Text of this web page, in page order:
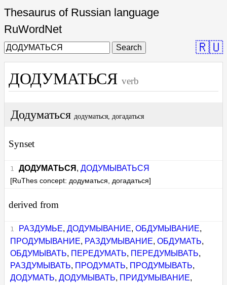
Thesaurus of Russian language
RuWordNet
Search 🇷🇺
ДОДУМАТЬСЯ verb
Додуматься додуматься, догадаться
Synset
ДОДУМАТЬСЯ , ДОДУМЫВАТЬСЯ
[RuThes concept: додуматься, догадаться]
derived from
РАЗДУМЬЕ, ДОДУМЫВАНИЕ, ОБДУМЫВАНИЕ,
ПРОДУМЫВАНИЕ, РАЗДУМЫВАНИЕ,ОБДУМАТЬ,
ОБДУМЫВАТЬ, ПЕРЕДУМАТЬ, ПЕРЕДУМЫВАТЬ,
РАЗДУМЫВАТЬ, ПРОДУМАТЬ, ПРОДУМЫВАТЬ,
ДОДУМАТЬ,ДОДУМЫВАТЬ, ПРИДУМЫВАНИЕ,